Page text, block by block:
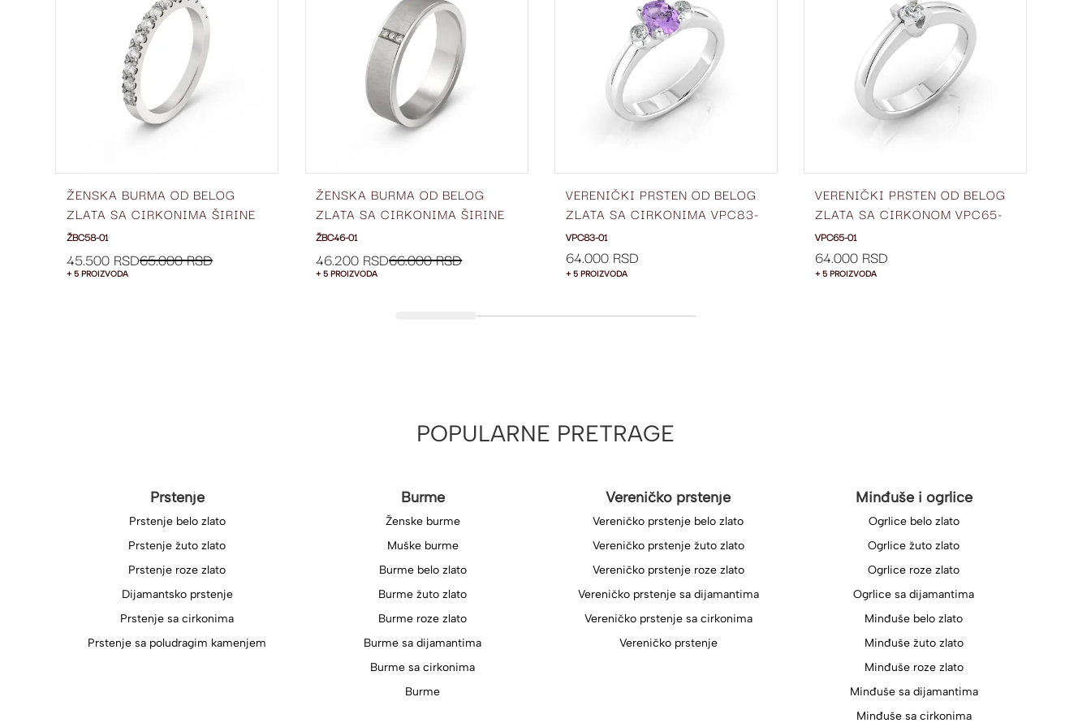
ŽENSKA BURMA OD BELOG
ZLATA SA CIRKONIMA ŠIRINE
2.5 MM ŽBC58-01
ŽBC58-01
45.500 RSD65.000 RSD
+ 5 PROIZVODA
ŽENSKA BURMA OD BELOG
ZLATA SA CIRKONIMA ŠIRINE
5 MM ŽBC46-01
ŽBC46-01
46.200 RSD66.000 RSD
+ 5 PROIZVODA
VERENIČKI PRSTEN OD BELOG
ZLATA SA CIRKONIMA VPC83-
01
VPC83-01
64.000 RSD
+ 5 PROIZVODA
VERENIČKI PRSTEN OD BELOG
ZLATA SA CIRKONOM VPC65-
01
VPC65-01
64.000 RSD
+ 5 PROIZVODA
POPULARNE PRETRAGE
Prstenje
Prstenje belo zlato
Prstenje žuto zlato
Prstenje roze zlato
Dijamantsko prstenje
Prstenje sa cirkonima
Prstenje sa poludragim kamenjem
Burme
Ženske burme
Muške burme
Burme belo zlato
Burme žuto zlato
Burme roze zlato
Burme sa dijamantima
Burme sa cirkonima
Burme
Vereničko prstenje
Vereničko prstenje belo zlato
Vereničko prstenje žuto zlato
Vereničko prstenje roze zlato
Vereničko prstenje sa dijamantima
Vereničko prstenje sa cirkonima
Vereničko prstenje
Minđuše i ogrlice
Ogrlice belo zlato
Ogrlice žuto zlato
Ogrlice roze zlato
Ogrlice sa dijamantima
Minđuše belo zlato
Minđuše žuto zlato
Minđuše roze zlato
Minđuše sa dijamantima
Minđuše sa cirkonima